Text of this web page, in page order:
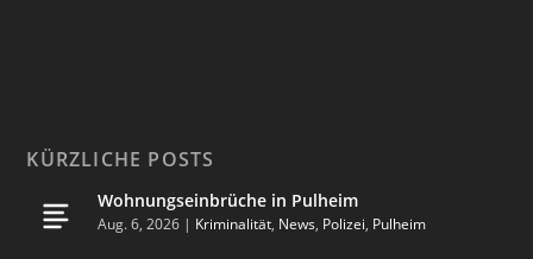
KÜRZLICHE POSTS
Wohnungseinbrüche in Pulheim
Aug. 6, 2026 | Kriminalität, News, Polizei, Pulheim